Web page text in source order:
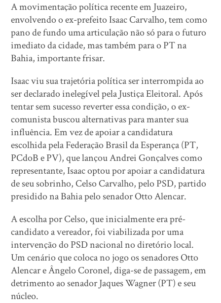
A movimentação política recente em Juazeiro,
envolvendo o ex-prefeito Isaac Carvalho, tem como
pano de fundo uma articulação não só para o futuro
imediato da cidade, mas também para o PT na
Bahia, importante frisar.
Isaac viu sua trajetória política ser interrompida ao
ser declarado inelegível pela Justiça Eleitoral. Após
tentar sem sucesso reverter essa condição, o ex-
comunista buscou alternativas para manter sua
influência. Em vez de apoiar a candidatura
escolhida pela Federação Brasil da Esperança (PT,
PCdoB e PV), que lançou Andrei Gonçalves como
representante, Isaac optou por apoiar a candidatura
de seu sobrinho, Celso Carvalho, pelo PSD, partido
presidido na Bahia pelo senador Otto Alencar.
A escolha por Celso, que inicialmente era pré-
candidato a vereador, foi viabilizada por uma
intervenção do PSD nacional no diretório local.
Um cenário que coloca no jogo os senadores Otto
Alencar e Ângelo Coronel, diga-se de passagem, em
detrimento ao senador Jaques Wagner (PT) e seu
núcleo.